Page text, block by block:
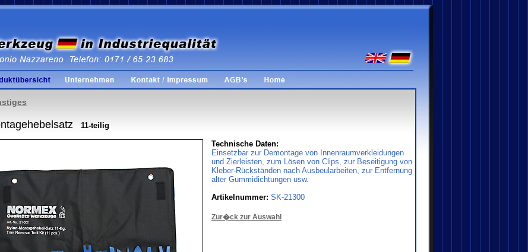
11-teilig
Technische Daten:
Einsetzbar zur Demontage von Innenraumverkleidungen
und Zierleisten, zum Lösen von Clips, zur Beseitigung von
Kleber-Rückständen nach Ausbeularbeiten, zur Entfernung
alter Gummidichtungen usw.
Artikelnummer: SK-21300
Zur�ck zur Auswahl